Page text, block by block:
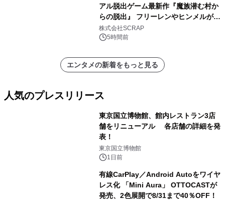
アル脱出ゲーム最新作『魔族潜む村か
らの脱出』 フリーレンやヒンメルが武
器を手に魔族を見据える描き下ろしメ
インビジュアル公開
株式会社SCRAP
5時間前
エンタメの新着をもっと見る
人気のプレスリリース
東京国立博物館、館内レストラン3店
舗をリニューアル 各店舗の詳細を発
表！
東京国立博物館
1日前
有線CarPlay／Android Autoをワイヤ
レス化 「Mini Aura」 OTTOCASTが
発売、2色展開で8/31まで40％OFF！